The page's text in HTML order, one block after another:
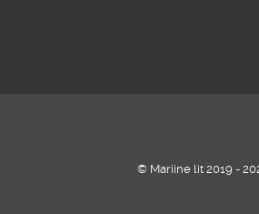
© Mariine lit 2019 -